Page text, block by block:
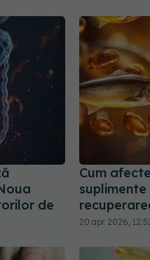
de
Cum
20 apr 2026,